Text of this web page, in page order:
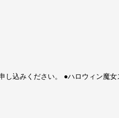
し込みください。 ●ハロウィン魔女